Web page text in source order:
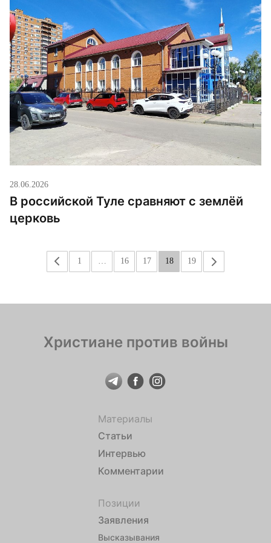
28.06.2026
В российской Туле сравняют с землёй
церковь
« 1 16 17 18 19 »
Христиане против войны
Материалы
Статьи
Интервью
Комментарии
Позиции
Заявления
Высказывания